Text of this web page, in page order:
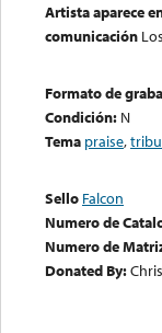
Artista aparece
comunicación
Formato de
Condición: N
Tema praise,
Sello Falcon
Numero de
Numero de
Donated By: